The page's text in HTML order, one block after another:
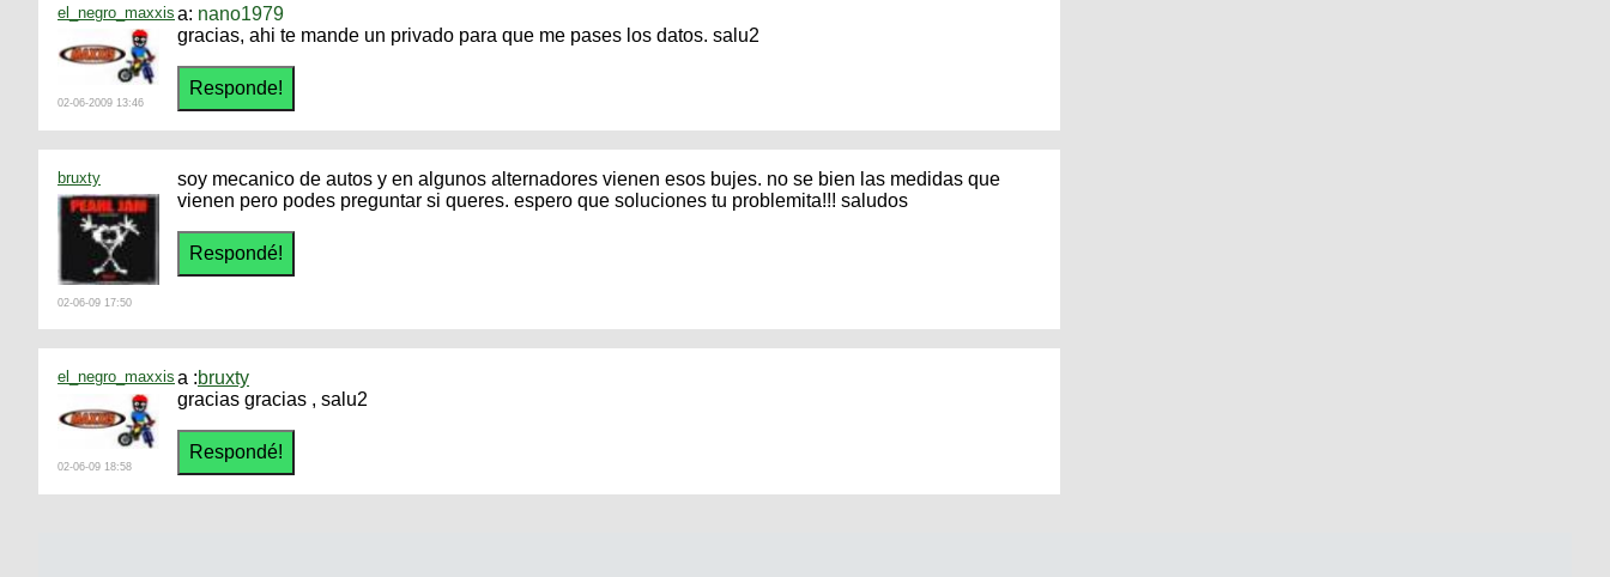
el_negro_maxxis
02-06-2009 13:46
a: nano1979
gracias, ahi te mande un privado para que me pases los datos. salu2
bruxty
02-06-09 17:50
soy mecanico de autos y en algunos alternadores vienen esos bujes. no se bien las medidas que
vienen pero podes preguntar si queres. espero que soluciones tu problemita!!! saludos
el_negro_maxxis
02-06-09 18:58
a :bruxty
gracias gracias , salu2